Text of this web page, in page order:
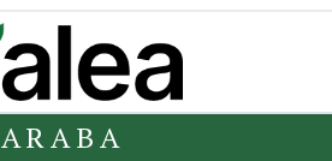
ARABA